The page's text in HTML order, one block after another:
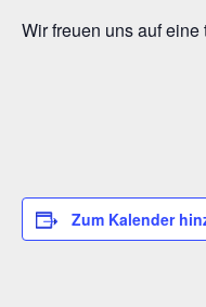
Wir freuen uns auf
Zum Kalender